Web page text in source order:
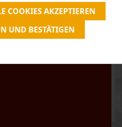
COOKIES AKZEPTIEREN
UND BESTÄTIGEN
zu.